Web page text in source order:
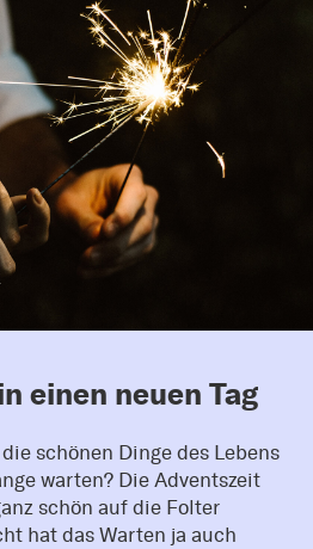
einen neuen Tag
schönen Dinge des Lebens
warten? Die Adventszeit
schön auf die Folter
hat das Warten ja auch